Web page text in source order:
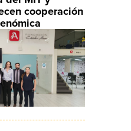
cooperación